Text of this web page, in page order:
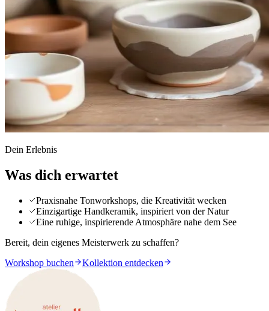
Dein Erlebnis
Was dich erwartet
Praxisnahe Tonworkshops, die Kreativität wecken
Einzigartige Handkeramik, inspiriert von der Natur
Eine ruhige, inspirierende Atmosphäre nahe dem See
Bereit, dein eigenes Meisterwerk zu schaffen?
Workshop buchen
Kollektion entdecken